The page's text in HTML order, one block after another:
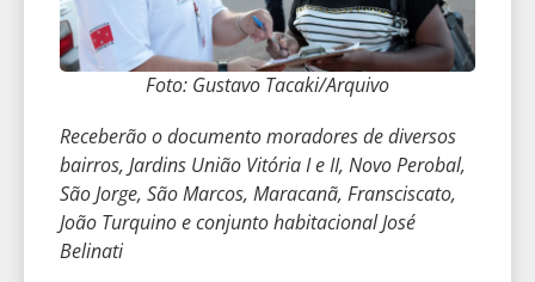
Foto: Gustavo Tacaki/Arquivo
Receberão o documento moradores de diversos
bairros, Jardins União Vitória I e II, Novo Perobal,
São Jorge, São Marcos, Maracanã, Fransciscato,
João Turquino e conjunto habitacional José
Belinati